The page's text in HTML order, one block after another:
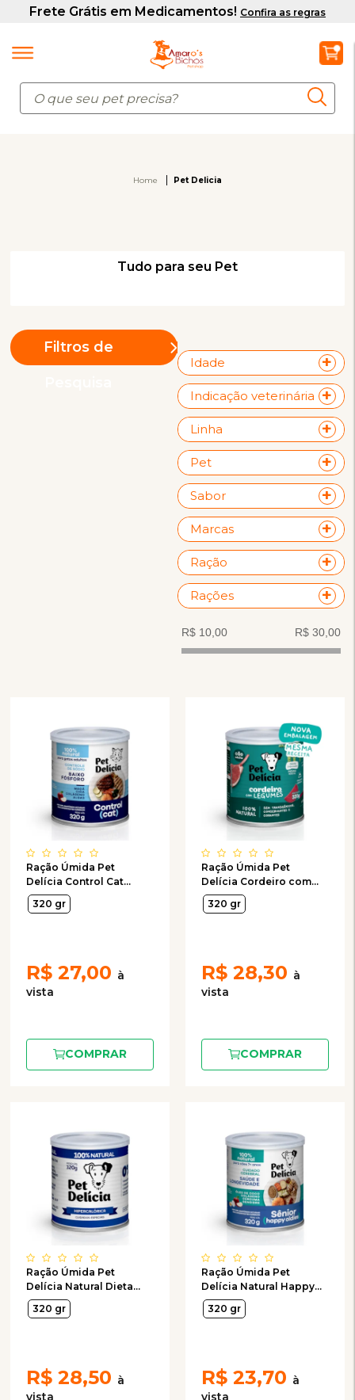
Home Pet Delicia
Tudo para seu Pet
Filtros de
Idade
Indicação veterinária
Linha
Pet
Sabor
Marcas
Ração
Rações
Ração Úmida Pet
Delícia Control Cat
Baixo Fósforo para
Gatos 320g
320 gr
R$ 27,00
COMPRAR
Ração Úmida Pet
Delícia Cordeiro com
Legumes para Cães
Adultos 320g
320 gr
R$ 28,30
COMPRAR
Ração Úmida Pet
Delícia Natural Dieta
Hipercalórica para Cães
Adultos 320g
320 gr
R$ 28,50
Ração Úmida Pet
Delícia Natural Happy
Oldies com Colágeno
para Cães Sênior 7+
320 gr
R$ 23,70